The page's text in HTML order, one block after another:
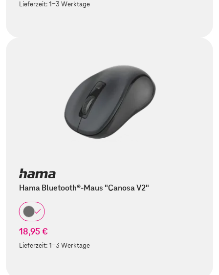
Lieferzeit:1-3 Werktage
Hama Bluetooth®-Maus "Canosa V2"
18,95 €
Lieferzeit:1-3 Werktage